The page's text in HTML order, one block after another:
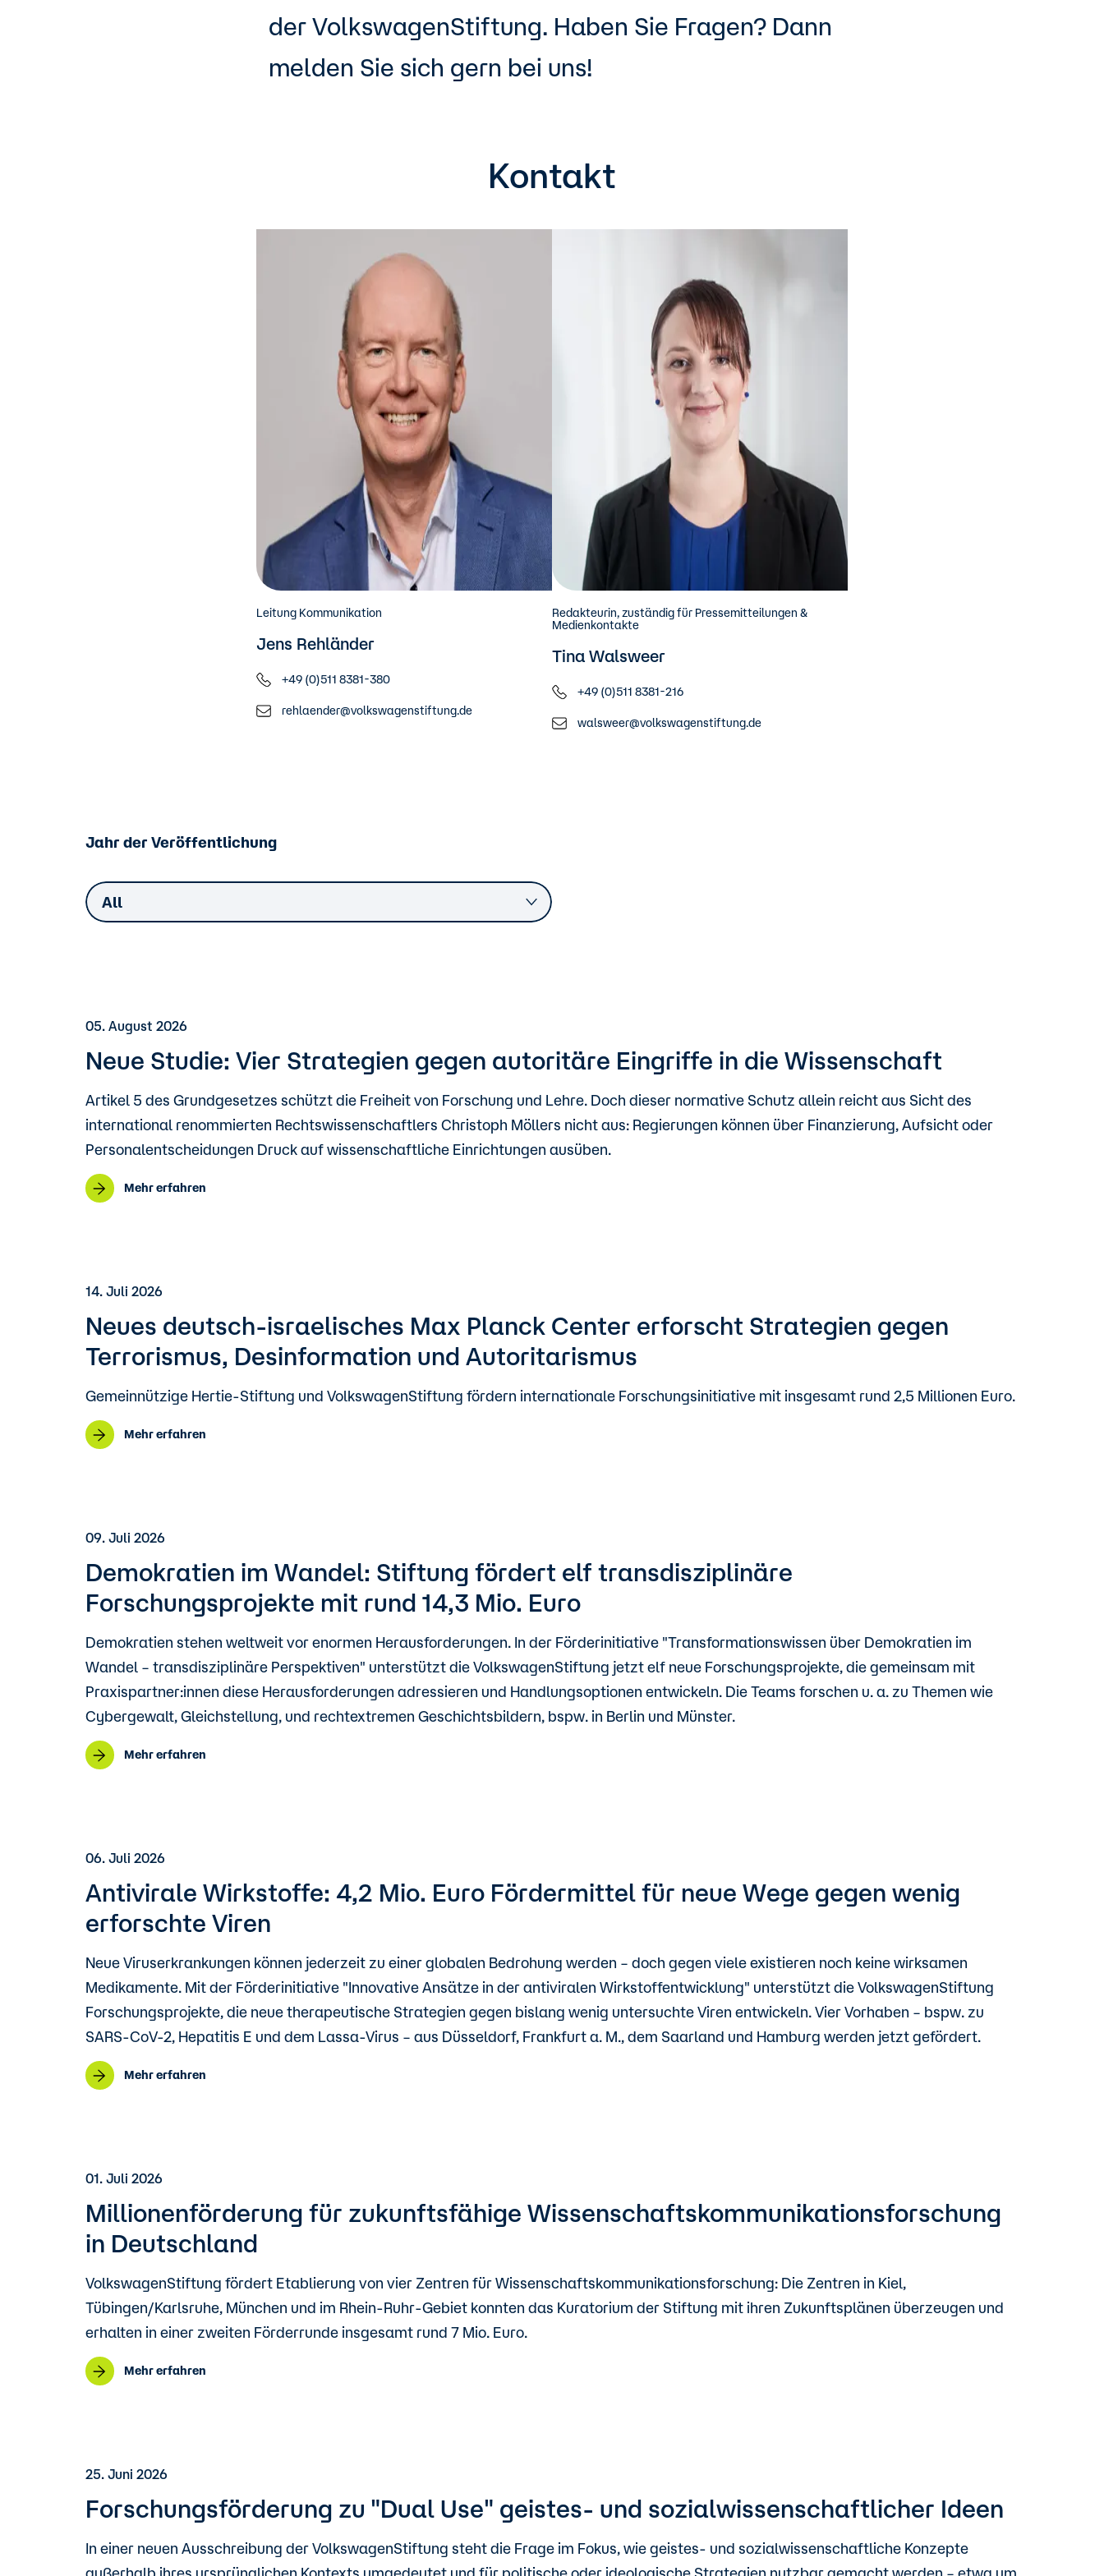
der VolkswagenStiftung. Haben Sie Fragen? Dann
melden Sie sich gern bei uns!
Kontakt
Leitung Kommunikation
Jens Rehländer
+49 (0)511 8381-380
rehlaender@volkswagenstiftung.de
Redakteurin, zuständig für Pressemitteilungen &
Medienkontakte
Tina Walsweer
+49 (0)511 8381-216
walsweer@volkswagenstiftung.de
Jahr der Veröffentlichung
All
05. August 2026
Neue Studie: Vier Strategien gegen autoritäre Eingriffe in die Wissenschaft
Artikel 5 des Grundgesetzes schützt die Freiheit von Forschung und Lehre. Doch dieser normative Schutz allein reicht aus Sicht des
international renommierten Rechtswissenschaftlers Christoph Möllers nicht aus: Regierungen können über Finanzierung, Aufsicht oder
Personalentscheidungen Druck auf wissenschaftliche Einrichtungen ausüben.
Mehr erfahren
14. Juli 2026
Neues deutsch-israelisches Max Planck Center erforscht Strategien gegen
Terrorismus, Desinformation und Autoritarismus
Gemeinnützige Hertie-Stiftung und VolkswagenStiftung fördern internationale Forschungsinitiative mit insgesamt rund 2,5 Millionen Euro.
Mehr erfahren
09. Juli 2026
Demokratien im Wandel: Stiftung fördert elf transdisziplinäre
Forschungsprojekte mit rund 14,3 Mio. Euro
Demokratien stehen weltweit vor enormen Herausforderungen. In der Förderinitiative "Transformationswissen über Demokratien im
Wandel – transdisziplinäre Perspektiven" unterstützt die VolkswagenStiftung jetzt elf neue Forschungsprojekte, die gemeinsam mit
Praxispartner:innen diese Herausforderungen adressieren und Handlungsoptionen entwickeln. Die Teams forschen u. a. zu Themen wie
Cybergewalt, Gleichstellung, und rechtextremen Geschichtsbildern, bspw. in Berlin und Münster.
Mehr erfahren
06. Juli 2026
Antivirale Wirkstoffe: 4,2 Mio. Euro Fördermittel für neue Wege gegen wenig
erforschte Viren
Neue Viruserkrankungen können jederzeit zu einer globalen Bedrohung werden – doch gegen viele existieren noch keine wirksamen
Medikamente. Mit der Förderinitiative "Innovative Ansätze in der antiviralen Wirkstoffentwicklung" unterstützt die VolkswagenStiftung
Forschungsprojekte, die neue therapeutische Strategien gegen bislang wenig untersuchte Viren entwickeln. Vier Vorhaben – bspw. zu
SARS‑CoV‑2, Hepatitis E und dem Lassa‑Virus – aus Düsseldorf, Frankfurt a. M., dem Saarland und Hamburg werden jetzt gefördert.
Mehr erfahren
01. Juli 2026
Millionenförderung für zukunftsfähige Wissenschaftskommunikationsforschung
in Deutschland
VolkswagenStiftung fördert Etablierung von vier Zentren für Wissenschaftskommunikationsforschung: Die Zentren in Kiel,
Tübingen/Karlsruhe, München und im Rhein-Ruhr-Gebiet konnten das Kuratorium der Stiftung mit ihren Zukunftsplänen überzeugen und
erhalten in einer zweiten Förderrunde insgesamt rund 7 Mio. Euro.
Mehr erfahren
25. Juni 2026
Forschungsförderung zu "Dual Use" geistes- und sozialwissenschaftlicher Ideen
In einer neuen Ausschreibung der VolkswagenStiftung steht die Frage im Fokus, wie geistes- und sozialwissenschaftliche Konzepte
außerhalb ihres ursprünglichen Kontexts umgedeutet und für politische oder ideologische Strategien nutzbar gemacht werden – etwa um